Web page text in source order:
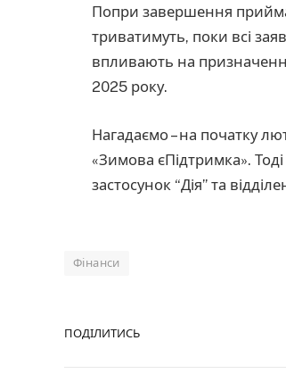
Попри завершення
триватимуть, поки всі
впливають на
2025 року.
Нагадаємо – на початку
«Зимова єПідтримка».
застосунок “Дія” та
Фінанси
ПОДІЛИТИСЬ